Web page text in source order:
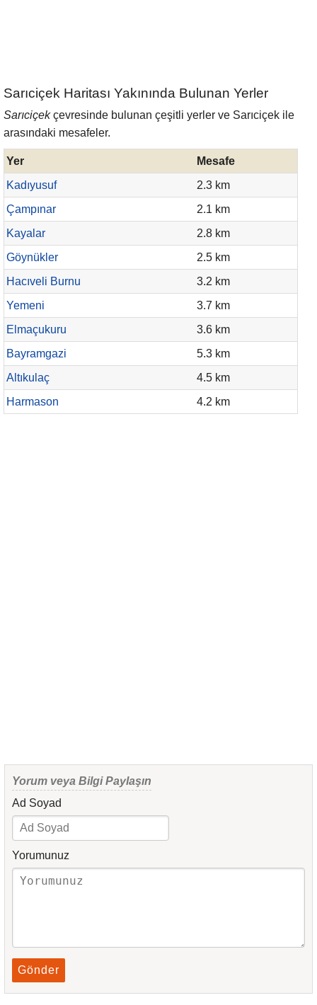
Sarıciçek Haritası Yakınında Bulunan Yerler
Sarıciçekçevresinde bulunan çeşitli yerler ve Sarıciçek ile
arasındaki mesafeler.
Yer
Mesafe
Kadıyusuf
2.3 km
Çampınar
2.1 km
Kayalar
2.8 km
Göynükler
2.5 km
Hacıveli Burnu
3.2 km
Yemeni
3.7 km
Elmaçukuru
3.6 km
Bayramgazi
5.3 km
Altıkulaç
4.5 km
Harmason
4.2 km
Yorum veya Bilgi Paylaşın
Ad Soyad
Yorumunuz
Gönder